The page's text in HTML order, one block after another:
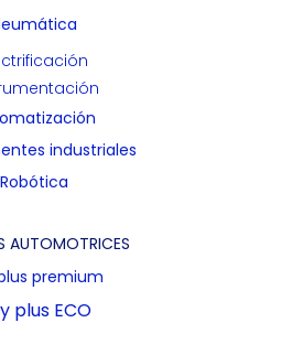
industriales
Robótica
AUTOMOTRICES
premium
plus ECO